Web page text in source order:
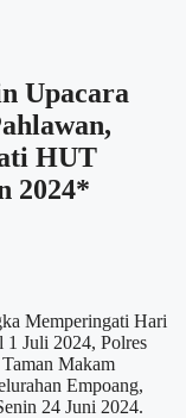
Upacara
HUT
2024*
Memperingati Hari
1 Juli 2024, Polres
Makam
Empoang,
24 Juni 2024.